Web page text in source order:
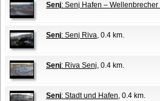
Senj: Senj Hafen –
Senj: Senj Riva, 0.4 km.
Senj: Riva Senj, 0.4 km.
Senj: Stadt und Hafen, 0.4 km.